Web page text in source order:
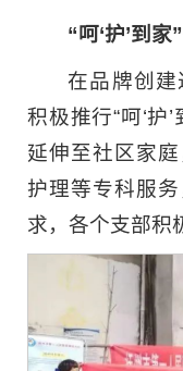
“呵‘护’到
在品牌创建
积极推行“呵‘护
延伸至社区家
护理等专科服
求，各个支部积